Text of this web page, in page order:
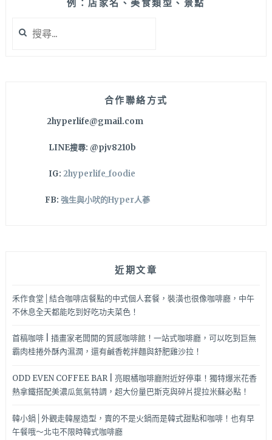
例：店家名、美食類型、景點
尋
合作聯絡方式
2hyperlife@gmail.com
LINE搜尋: @pjv8210b
IG: 2hyperlife_foodie
FB: 強生與小吠的Hyper人蔘
近期文章
禾作食堂│結合咖啡店餐點的中式個人套餐，裝潢也很像咖啡廳，中午
不休息全天都能吃到好吃功夫菜色！
首稿咖啡 | 插畫家老闆開的質感咖啡館！一站式咖啡廳，可以吃到巨無
霸肉桂捲外酥內濕潤，還有鹹香乾拌麵與舒肥雞沙拉！
ODD EVEN COFFEE BAR | 亮眼橘咖啡廳附近好停車！獨特爆米花香
熱拿鐵搭配美濃瓜氮氣特調，超大份量巴斯克與碎片提拉米蘇必點！
韓小鍋│外觀走韓屋造型，賣的不是火鍋而是韓式甜點和咖啡！也有早
午餐哦～北屯不限時韓式咖啡廳